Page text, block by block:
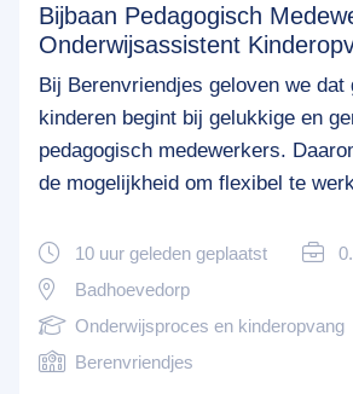
Bijbaan Pedagogisch
Onderwijsassistent
Bij Berenvriendjes geloven we dat
kinderen begint bij gelukkige en
pedagogisch medewerkers.
de mogelijkheid om flexibel te
10 uur geleden geplaatst
Badhoevedorp
Onderwijsproces en kinderopvang
Berenvriendjes